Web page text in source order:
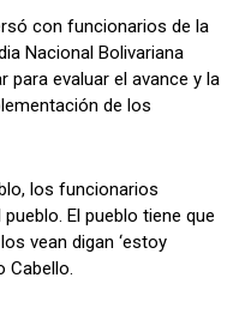
con funcionarios de la
Nacional Bolivariana
para evaluar el avance y la
de los
los funcionarios
El pueblo tiene que
vean digan ‘estoy
Cabello.